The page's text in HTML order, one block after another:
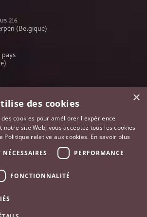
216
(Belgique)
×
des cookies
cookies pour améliorer l'expérience
notre site Web, vous acceptez tous les cookies
Politique relative aux cookies. En savoir plus
PERFORMANCE
FONCTIONNALITÉ